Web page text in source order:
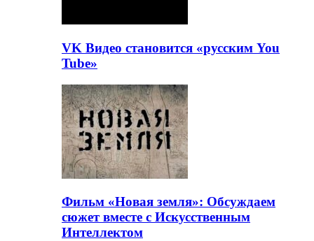
VK Видео становится «русским You
Tube»
Фильм «Новая земля»: Обсуждаем
сюжет вместе с Искусственным
Интеллектом